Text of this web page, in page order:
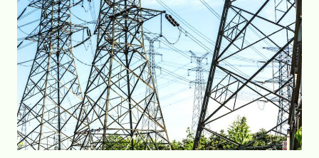
HYBRIDE
WARMTEPOMPEN